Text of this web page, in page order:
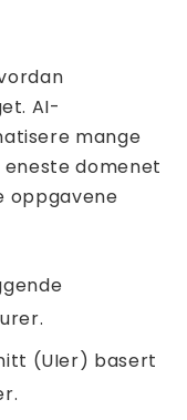
AI-
mange
domenet
oppgavene
(UIer) basert